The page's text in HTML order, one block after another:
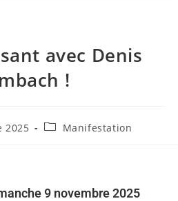
avec Denis
!
2025 Manifestation
9 novembre 2025